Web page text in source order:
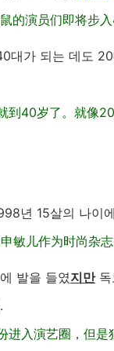
的演员们即将步入
대가 되는 데도
到40岁了。就像
년 15살의 나이
敏儿作为时尚杂
발을 들였지만독
进入演艺圈，但是